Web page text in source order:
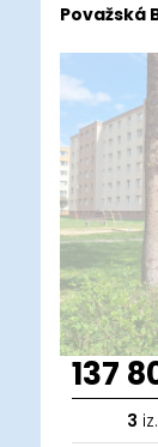
Považská
137
3 iz.